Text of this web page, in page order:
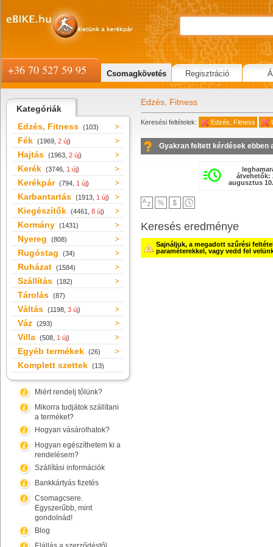
Kategóriák
Edzés, Fitness (103)
Fék (1969, 2 új)
Hajtás (1963, 2 új)
Kerék (3746, 1 új)
Kerékpár (794, 1 új)
Karbantartás (1913, 1 új)
Kiegészítők (4461, 8 új)
Kormány (1431)
Nyereg (808)
Rugóstag (34)
Ruházat (1584)
Szállítás (182)
Tárolás (87)
Váltás (1198, 3 új)
Váz (293)
Villa (508, 1 új)
Egyéb termékek (26)
Komplett szettek (13)
Miért rendelj tőlünk?
Mikorra tudjátok szállítani
a terméket?
Hogyan vásárolhatok?
Hogyan egészíthetem ki a
rendelésem?
Szállítási információk
Bankkártyás fizetés
Csomagcsere.
Egyszerűbb, mint
gondolnád!
Blog
Edzés, Fitness
Keresési feltételek: Edzés, Fitness
Gyakran feltett kérdések ebben
átvehetők:
augusztus
Keresés eredménye
Sajnáljuk, a megadott szűrési
paraméterekkel, vagy vedd fel
+36 70 527 59 95 Csomagkövetés Regisztráció